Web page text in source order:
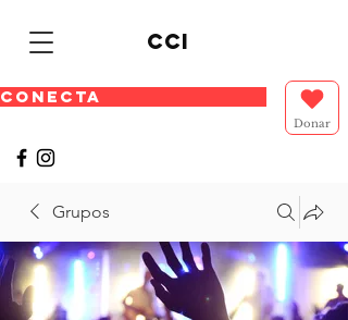
cci
CONECTA
Donar
Grupos